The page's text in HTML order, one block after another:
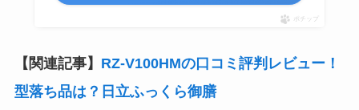
ポチップ
【関連記事】 RZ-V100HMの口コミ評判レビュー！
型落ち品は？日立ふっくら御膳